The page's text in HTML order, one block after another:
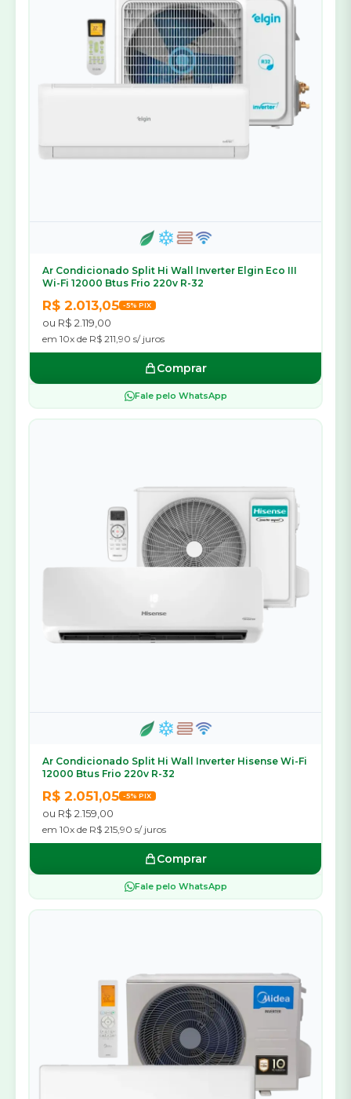
Ar Condicionado Split Hi Wall Inverter Elgin Eco III
Wi-Fi 12000 Btus Frio 220v R-32
R$ 2.013,05 -5% PIX
ou R$ 2.119,00
em 10x de R$ 211,90 s/ juros
Comprar
Fale pelo WhatsApp
Ar Condicionado Split Hi Wall Inverter Hisense Wi-Fi
12000 Btus Frio 220v R-32
R$ 2.051,05 -5% PIX
ou R$ 2.159,00
em 10x de R$ 215,90 s/ juros
Comprar
Fale pelo WhatsApp